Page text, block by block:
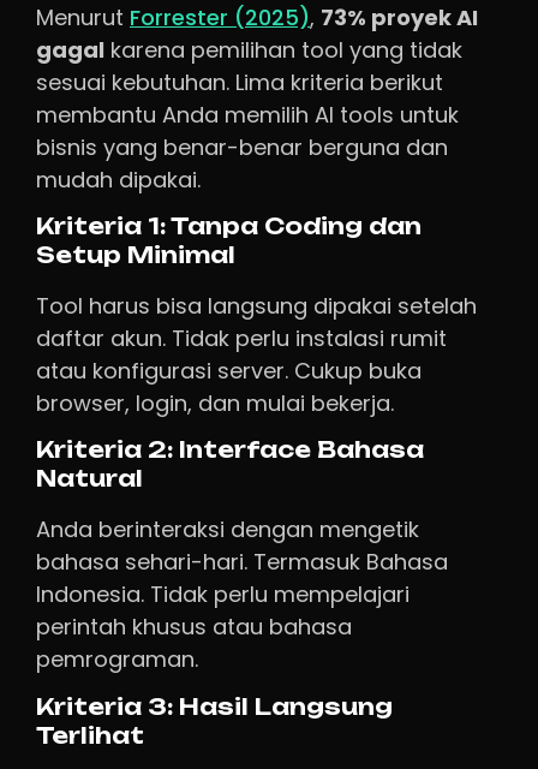
Menurut Forrester (2025), 73% proyek AI
gagal karena pemilihan tool yang tidak
sesuai kebutuhan. Lima kriteria berikut
membantu Anda memilih AI tools untuk
bisnis yang benar-benar berguna dan
mudah dipakai.
Kriteria 1: Tanpa Coding dan
Setup Minimal
Tool harus bisa langsung dipakai setelah
daftar akun. Tidak perlu instalasi rumit
atau konfigurasi server. Cukup buka
browser, login, dan mulai bekerja.
Kriteria 2: Interface Bahasa
Natural
Anda berinteraksi dengan mengetik
bahasa sehari-hari. Termasuk Bahasa
Indonesia. Tidak perlu mempelajari
perintah khusus atau bahasa
pemrograman.
Kriteria 3: Hasil Langsung
Terlihat